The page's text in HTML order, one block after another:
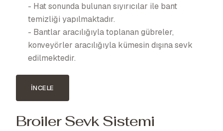
- Hat sonunda bulunan sıyırıcılar ile bant
temizliği yapılmaktadır.
- Bantlar aracılığıyla toplanan gübreler,
konveyörler aracılığıyla kümesin dışına sevk
edilmektedir.
İNCELE
Broiler Sevk Sistemi